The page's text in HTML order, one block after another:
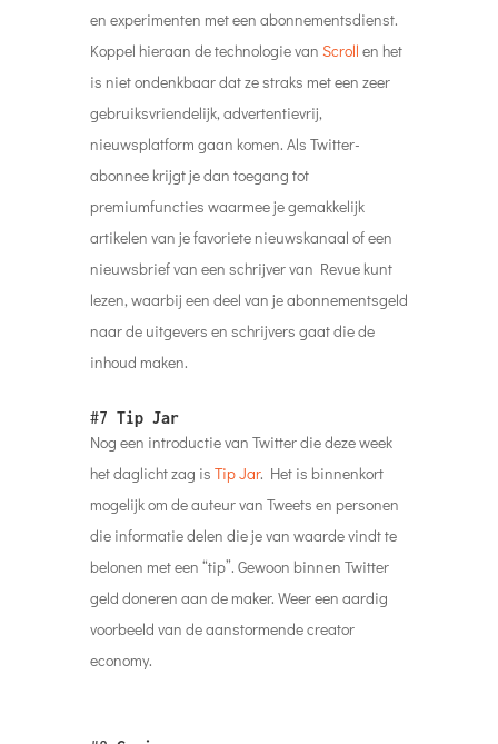
en experimenten met een abonnementsdienst.
Koppel hieraan de technologie van Scroll en het
is niet ondenkbaar dat ze straks met een zeer
gebruiksvriendelijk, advertentievrij,
nieuwsplatform gaan komen. Als Twitter-
abonnee krijgt je dan toegang tot
premiumfuncties waarmee je gemakkelijk
artikelen van je favoriete nieuwskanaal of een
nieuwsbrief van een schrijver van Revue kunt
lezen, waarbij een deel van je abonnementsgeld
naar de uitgevers en schrijvers gaat die de
inhoud maken.
#7 Tip Jar
Nog een introductie van Twitter die deze week
het daglicht zag is Tip Jar. Het is binnenkort
mogelijk om de auteur van Tweets en personen
die informatie delen die je van waarde vindt te
belonen met een “tip”. Gewoon binnen Twitter
geld doneren aan de maker. Weer een aardig
voorbeeld van de aanstormende creator
economy.